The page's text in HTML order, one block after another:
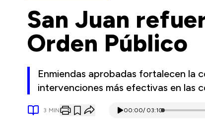
San Juan
Orden Público
Enmiendas aprobadas fortalecen la
intervenciones más efectivas en las
3 MIN 00:00/ 03:10